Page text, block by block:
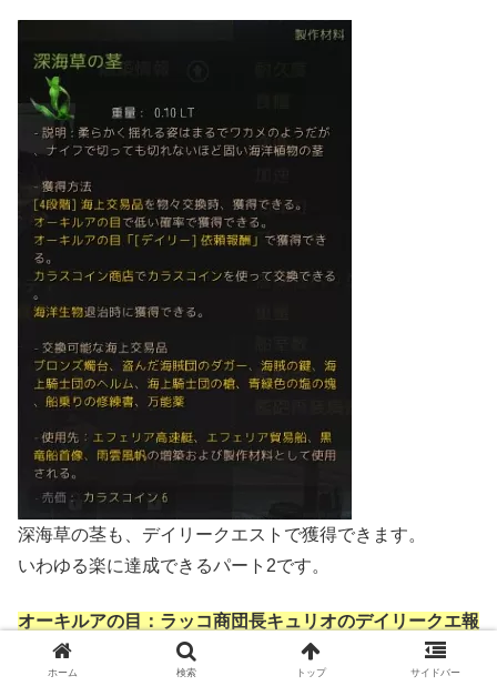
深海草の茎も、デイリークエストで獲得できます。
いわゆる楽に達成できるパート2です。
オーキルアの目：ラッコ商団長キュリオのデイリークエ報
酬で達成
ホーム 検索 トップ サイドバー